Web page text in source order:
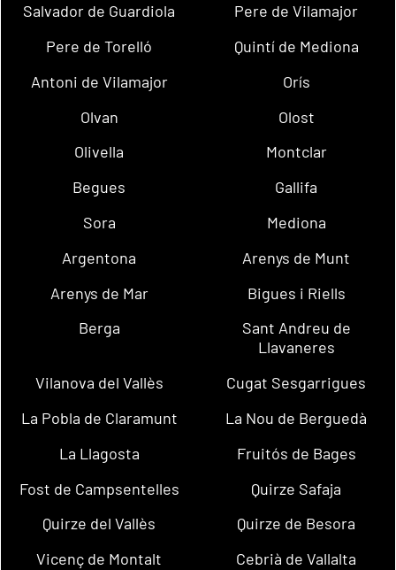
Salvador de Guardiola
Pere de Vilamajor
Pere de Torelló
Quintí de Mediona
Antoni de Vilamajor
Orís
Olvan
Olost
Olivella
Montclar
Begues
Gallifa
Sora
Mediona
Argentona
Arenys de Munt
Arenys de Mar
Bigues i Riells
Berga
Sant Andreu de
Llavaneres
Vilanova del Vallès
Cugat Sesgarrigues
La Pobla de Claramunt
La Nou de Berguedà
La Llagosta
Fruitós de Bages
Fost de Campsentelles
Quirze Safaja
Quirze del Vallès
Quirze de Besora
Vicenç de Montalt
Cebrià de Vallalta